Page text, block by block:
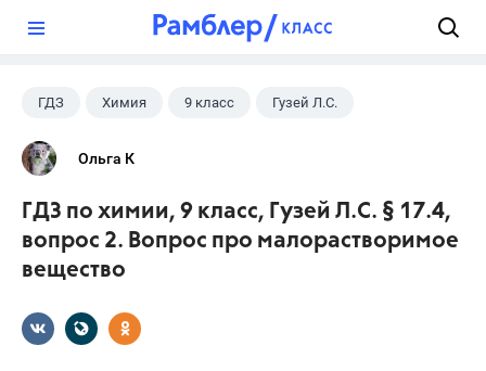
ГДЗ Химия 9 класс Гузей Л.С.
Ольга К
ГДЗ по химии, 9 класс, Гузей Л.С. § 17.4,
вопрос 2. Вопрос про малорастворимое
вещество